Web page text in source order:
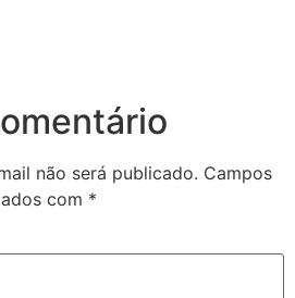
não será publicado. Campos
com *